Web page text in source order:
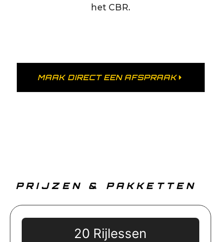
het CBR.
MAAK DIRECT EEN AFSPRAAK
PRIJZEN & PAKKETTEN
20 Rijlessen